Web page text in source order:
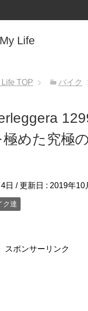
Life
TOP バイク
めた究極
日 / 更新日 : 2019年10
ク達
スポンサーリンク